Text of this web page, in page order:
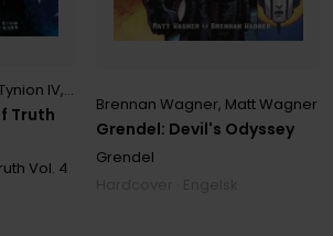
Truth
IV, Joseph Michael Linsner
Vol. 4
Grendel: Devil's Odyssey
Brennan Wagner, Matt Wagner
Grendel